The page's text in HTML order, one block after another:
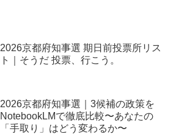
2026京都府知事選 期日前投票所リス
ト｜そうだ 投票、行こう。
2026京都府知事選｜3候補の政策を
NotebookLMで徹底比較〜あなたの
「手取り」はどう変わるか〜